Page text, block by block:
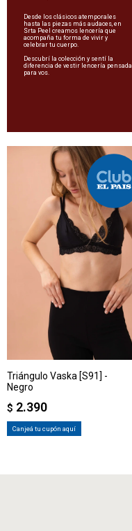
Desde los clásicos atemporales
hasta las piezas más audaces, en
Srta Peel creamos lencería que
acompaña tu forma de vivir y
celebrar tu cuerpo.
Descubrí la colección y sentí la
diferencia de vestir lencería pensada
para vos.
Triángulo Vaska [S91] -
Negro
$ 2.390
Canjeá tu cupón aquí